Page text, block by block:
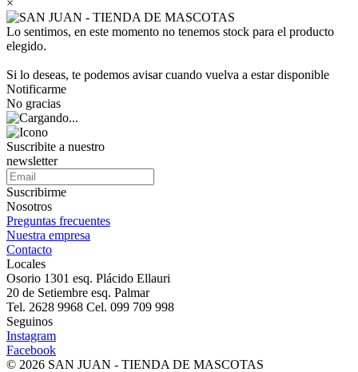
×
Lo sentimos, en este momento no tenemos stock para el producto
elegido.
Si lo deseas, te podemos avisar cuando vuelva a estar disponible
Notificarme
No gracias
Suscribite a nuestro
newsletter
Suscribirme
Nosotros
Preguntas frecuentes
Nuestra empresa
Contacto
Locales
Osorio 1301 esq. Plácido Ellauri
20 de Setiembre esq. Palmar
Tel. 2628 9968 Cel. 099 709 998
Seguinos
Instagram
Facebook
© 2026 SAN JUAN - TIENDA DE MASCOTAS